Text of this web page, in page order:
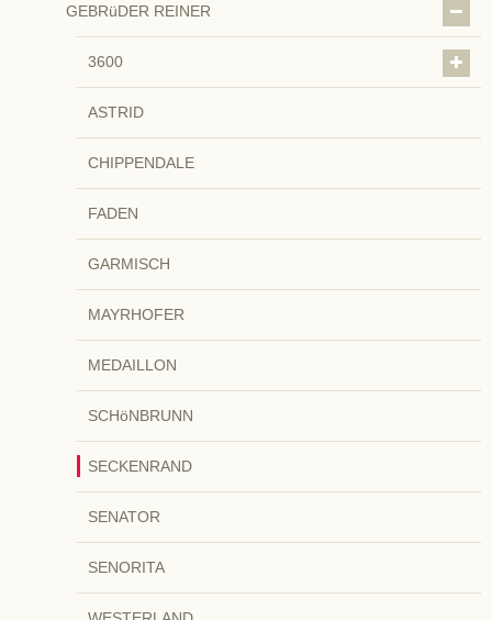
GEBRüDER REINER
3600
ASTRID
CHIPPENDALE
FADEN
GARMISCH
MAYRHOFER
MEDAILLON
SCHöNBRUNN
SECKENRAND
SENATOR
SENORITA